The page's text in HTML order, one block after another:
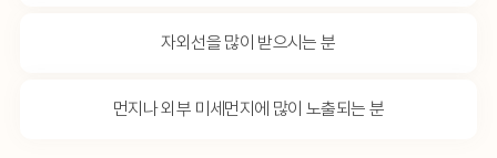
자외선을 많이 받으시는 분
먼지나 외부 미세먼지에 많이 노출되는 분